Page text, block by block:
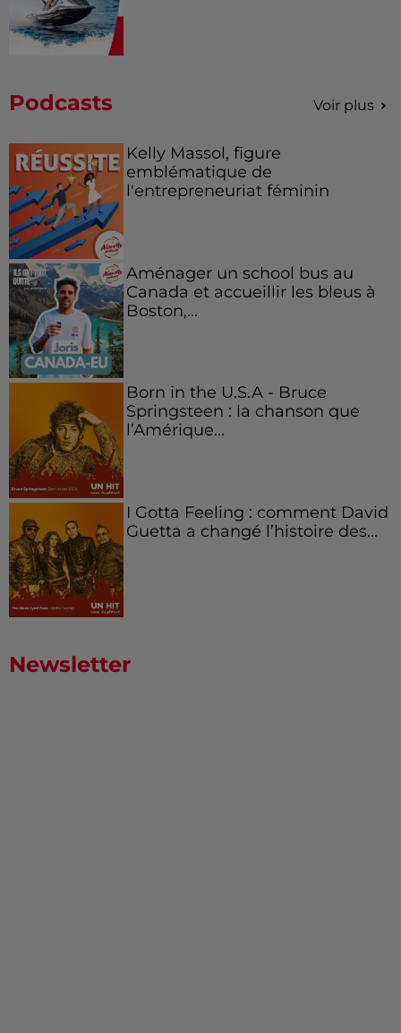
Podcasts Voir plus
Kelly Massol, figure
emblématique de
l'entrepreneuriat féminin
Aménager un school bus au
Canada et accueillir les bleus à
Boston,...
Born in the U.S.A - Bruce
Springsteen : la chanson que
l’Amérique...
I Gotta Feeling : comment David
Guetta a changé l’histoire des...
Newsletter